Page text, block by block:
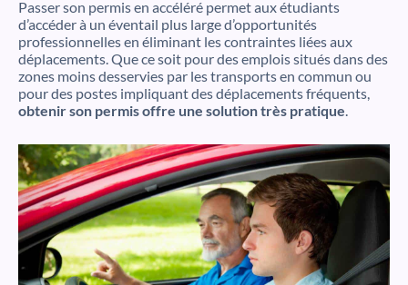
Passer son permis en accéléré permet aux étudiants
d’accéder à un éventail plus large d’opportunités
professionnelles en éliminant les contraintes liées aux
déplacements. Que ce soit pour des emplois situés dans des
zones moins desservies par les transports en commun ou
pour des postes impliquant des déplacements fréquents,
obtenir son permis offre une solution très pratique